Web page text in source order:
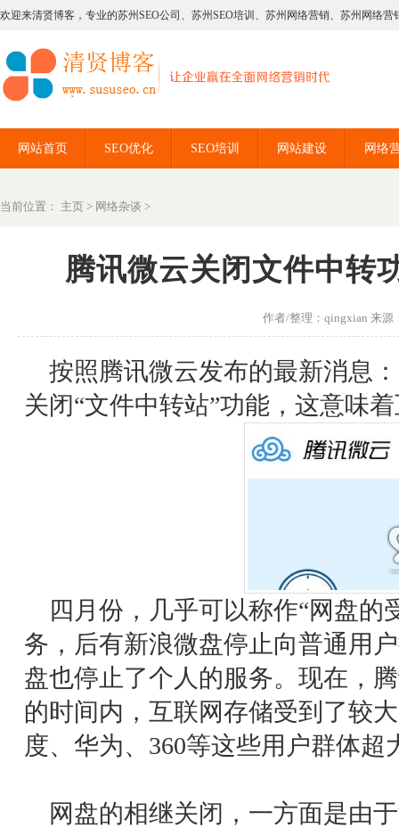
欢迎来清贤博客，专业的苏州SEO公司、苏州SEO培训、苏州网络营销、苏州网络营
网站首页 SEO优化 SEO培训 网站建设 网络
当前位置： 主页 > 网络杂谈 >
腾讯微云关闭文件中转
作者/整理：qingxian 来源
按照腾讯微云发布的最新消息
关闭“文件中转站”功能，这意味
四月份，几乎可以称作“网盘的
务，后有新浪微盘停止向普通用
盘也停止了个人的服务。现在，
的时间内，互联网存储受到了较
度、华为、360等这些用户群体
网盘的相继关闭，一方面是由